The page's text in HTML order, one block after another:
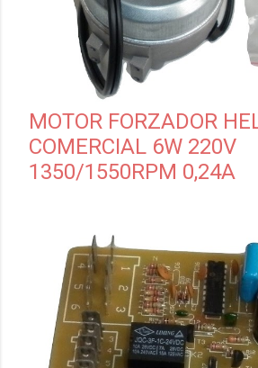
MOTOR FORZADOR
COMERCIAL 6W 220V
1350/1550RPM 0,24A